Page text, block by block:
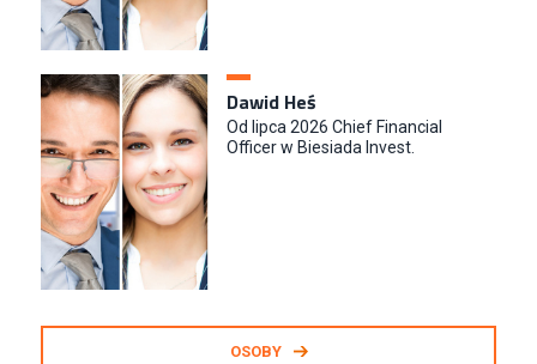
Dawid Heś
Od lipca 2026 Chief Financial
Officer w Biesiada Invest.
OSOBY